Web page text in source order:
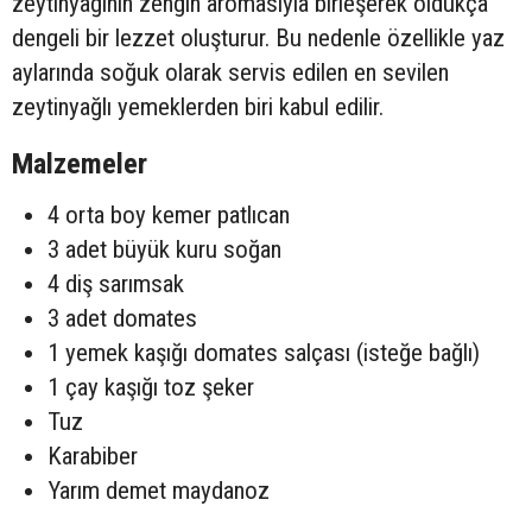
dengeli bir lezzet oluşturur. Bu nedenle özellikle yaz
aylarında soğuk olarak servis edilen en sevilen
zeytinyağlı yemeklerden biri kabul edilir.
Malzemeler
4 orta boy kemer patlıcan
3 adet büyük kuru soğan
4 diş sarımsak
3 adet domates
1 yemek kaşığı domates salçası (isteğe bağlı)
1 çay kaşığı toz şeker
Tuz
Karabiber
Yarım demet maydanoz